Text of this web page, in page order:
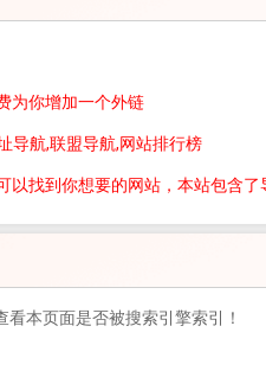
为你增加一个外链
导航,联盟导航,网站排行榜
找到你想要的网站，本站包含
本页面是否被搜索引擎索引！